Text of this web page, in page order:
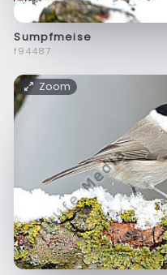
Sumpfmeise
f94487
Zoom